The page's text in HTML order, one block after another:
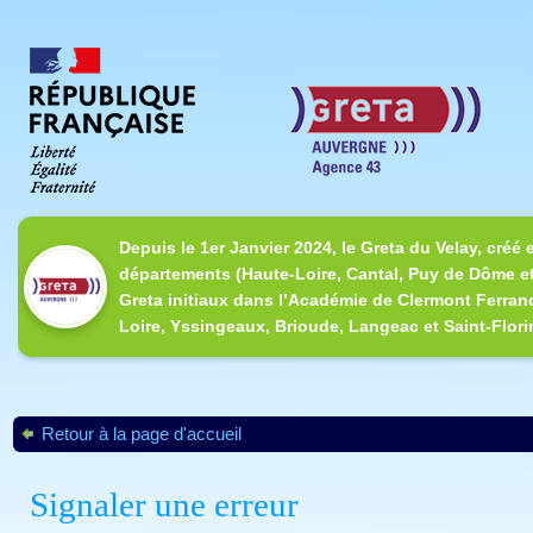
Depuis le 1er Janvier 2024, le Greta du Velay,
départements (Haute-Loire, Cantal, Puy de Dôme
Greta initiaux dans l’Académie de Clermont
Loire, Yssingeaux, Brioude, Langeac et Saint-
Retour à la page d'accueil
Signaler une erreur